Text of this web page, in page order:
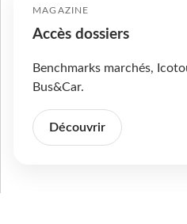
MAGAZINE
Accès dossiers
Benchmarks marchés,
Bus&Car.
Découvrir